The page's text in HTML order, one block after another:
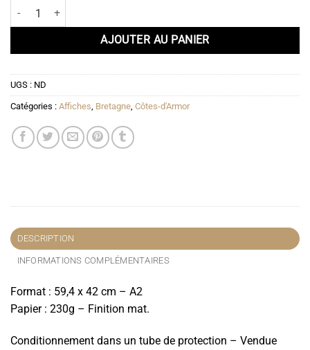
quantité de Affiche L’île de Bréhat – Men Joliguet | Hortense
AJOUTER AU PANIER
UGS : ND
Catégories : Affiches Bretagne Côtes-d'Armor
DESCRIPTION
INFORMATIONS COMPLÉMENTAIRES
Format : 59,4 x 42 cm – A2
Papier : 230g – Finition mat.
Conditionnement dans un tube de protection – Vendue